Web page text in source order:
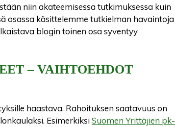
niin akateemisessa tutkimuksessa kuin
osassa käsittelemme tutkielman havaintoja
blogin toinen osa syventyy
– VAIHTOEHDOT
haastava. Rahoituksen saatavuus on
EsimerkiksiSuomen Yrittäjien pk-